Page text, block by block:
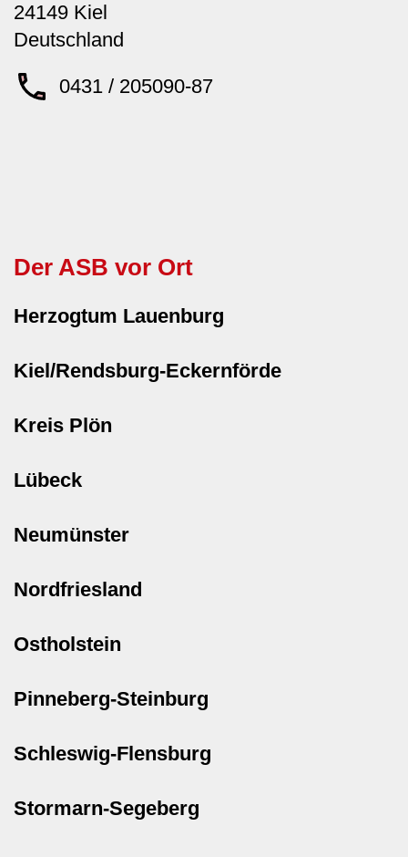
24149 Kiel
Deutschland
0431 / 205090-87
Der ASB vor Ort
Herzogtum Lauenburg
Kiel/Rendsburg-Eckernförde
Kreis Plön
Lübeck
Neumünster
Nordfriesland
Ostholstein
Pinneberg-Steinburg
Schleswig-Flensburg
Stormarn-Segeberg